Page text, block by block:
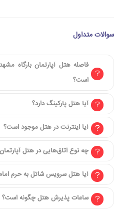
سوالات متداول
فاصله هتل آپارتمان بارگاه
است؟
آیا هتل پارکینگ دارد؟
آیا اینترنت در هتل موجود است؟
چه نوع اتاق‌هایی در هتل
آیا هتل سرویس شاتل به حرم
ساعات پذیرش هتل چگونه است؟